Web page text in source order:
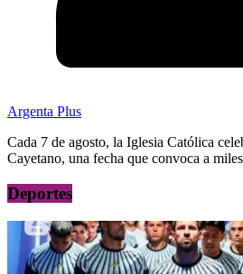
Argenta Plus
Cada 7 de agosto, la Iglesia Católica
Cayetano, una fecha que convoca a
Deportes